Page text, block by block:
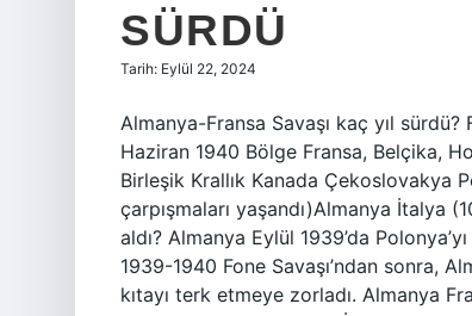
SÜRDÜ
Tarih: Eylül 22, 2024
Almanya-Fransa Savaşı kaç yıl
Haziran 1940 Bölge Fransa, Belçika,
Birleşik Krallık Kanada Çekoslovakya
çarpışmaları yaşandı)Almanya İtalya
aldı? Almanya Eylül 1939’da
1939-1940 Fone Savaşı’ndan sonra,
kıtayı terk etmeye zorladı. Almanya